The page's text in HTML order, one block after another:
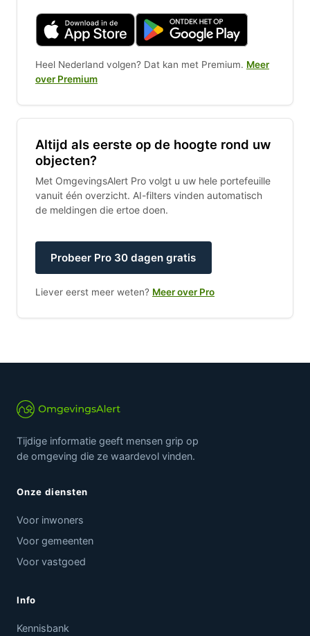
Heel Nederland volgen? Dat kan met Premium. Meer
over Premium
Altijd als eerste op de hoogte rond uw
objecten?
Met OmgevingsAlert Pro volgt u uw hele portefeuille
vanuit één overzicht. AI-filters vinden automatisch
de meldingen die ertoe doen.
Probeer Pro 30 dagen gratis
Liever eerst meer weten? Meer over Pro
Tijdige informatie geeft mensen grip op
de omgeving die ze waardevol vinden.
Onze diensten
Voor inwoners
Voor gemeenten
Voor vastgoed
Info
Kennisbank